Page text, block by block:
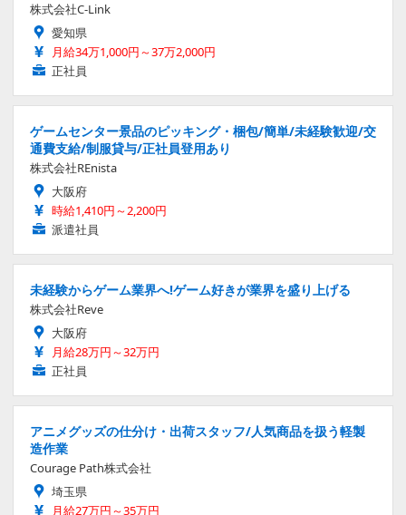
株式会社C-Link
愛知県
月給34万1,000円～37万2,000円
正社員
ゲームセンター景品のピッキング・梱包/簡単/未経験歓迎/交
通費支給/制服貸与/正社員登用あり
株式会社REnista
大阪府
時給1,410円～2,200円
派遣社員
未経験からゲーム業界へ!ゲーム好きが業界を盛り上げる
株式会社Reve
大阪府
月給28万円～32万円
正社員
アニメグッズの仕分け・出荷スタッフ/人気商品を扱う軽製
造作業
Courage Path株式会社
埼玉県
月給27万円～35万円